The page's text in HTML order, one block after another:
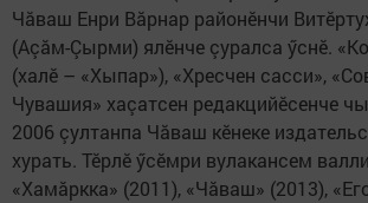
Чăваш Енри Вăрнар районӗнчи
(Аçăм-Çырми) ялӗнче çуралса ӳснӗ.
(халӗ – «Хыпар»), «Хресчен сасси»,
Чувашия» хаçатсен редакцийӗсенче
2006 çултанпа Чăваш кӗнеке
хурать. Тӗрлӗ ӳсӗмри вулакансем
«Хамăркка» (2011), «Чăваш» (2013),